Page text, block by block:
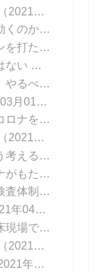
（2021年01月25日 掲載）
第36回 ワクチンはどれぐらい効くのか？
第37回 見逃されがちなワクチンを打たないリスク
第38回 ワクチンは「急造」ではない
（2021年02
第39回 新規感染者が減った今、やるべきこと
日 掲載）
第41回 中国はどうやって新型コロナを抑え込んだのか
（2021年03月15日 掲載）
第43回 緊急事態宣言解除をどう考えるか
第44回 アメリカの現状とコロナがもたらしたイノベーション
第45回 イギリスの医療体制、検査体制
（2021年
月12日 掲載）
第47回 緊迫する神戸、その臨床現場では
（2021年04月26日 掲載）
年05月03日 掲載）